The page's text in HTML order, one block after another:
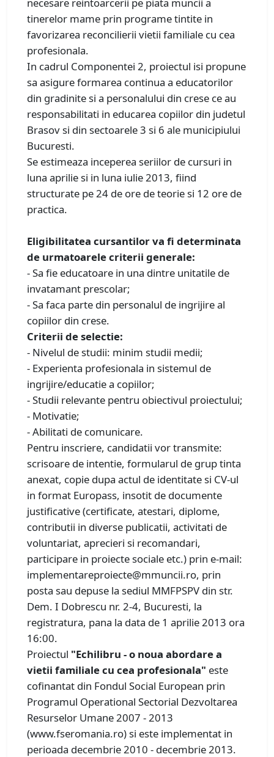
tinerelor mame prin programe tintite in
favorizarea reconcilierii vietii familiale cu cea
profesionala.
In cadrul Componentei 2, proiectul isi propune
sa asigure formarea continua a educatorilor
din gradinite si a personalului din crese ce au
responsabilitati in educarea copiilor din judetul
Brasov si din sectoarele 3 si 6 ale municipiului
Bucuresti.
Se estimeaza inceperea seriilor de cursuri in
luna aprilie si in luna iulie 2013, fiind
structurate pe 24 de ore de teorie si 12 ore de
practica.
Eligibilitatea cursantilor va fi determinata
de urmatoarele criterii generale:
- Sa fie educatoare in una dintre unitatile de
invatamant prescolar;
- Sa faca parte din personalul de ingrijire al
copiilor din crese.
Criterii de selectie:
- Nivelul de studii: minim studii medii;
- Experienta profesionala in sistemul de
ingrijire/educatie a copiilor;
- Studii relevante pentru obiectivul proiectului;
- Motivatie;
- Abilitati de comunicare.
Pentru inscriere, candidatii vor transmite:
scrisoare de intentie, formularul de grup tinta
anexat, copie dupa actul de identitate si CV-ul
in format Europass, insotit de documente
justificative (certificate, atestari, diplome,
contributii in diverse publicatii, activitati de
voluntariat, aprecieri si recomandari,
participare in proiecte sociale etc.) prin e-mail:
implementareproiecte@mmuncii.ro, prin
posta sau depuse la sediul MMFPSPV din str.
Dem. I Dobrescu nr. 2-4, Bucuresti, la
registratura, pana la data de 1 aprilie 2013 ora
16:00.
Proiectul "Echilibru - o noua abordare a
vietii familiale cu cea profesionala" este
cofinantat din Fondul Social European prin
Programul Operational Sectorial Dezvoltarea
Resurselor Umane 2007 - 2013
(www.fseromania.ro) si este implementat in
perioada decembrie 2010 - decembrie 2013.